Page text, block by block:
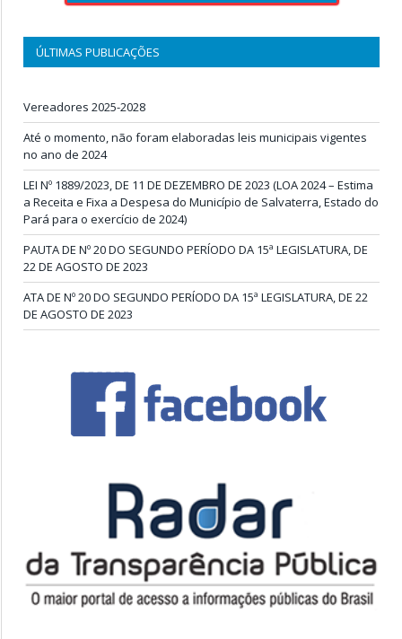
ÚLTIMAS PUBLICAÇÕES
Vereadores 2025-2028
Até o momento, não foram elaboradas leis municipais vigentes
no ano de 2024
LEI Nº 1889/2023, DE 11 DE DEZEMBRO DE 2023 (LOA 2024 – Estima
a Receita e Fixa a Despesa do Município de Salvaterra, Estado do
Pará para o exercício de 2024)
PAUTA DE Nº 20 DO SEGUNDO PERÍODO DA 15ª LEGISLATURA, DE
22 DE AGOSTO DE 2023
ATA DE Nº 20 DO SEGUNDO PERÍODO DA 15ª LEGISLATURA, DE 22
DE AGOSTO DE 2023